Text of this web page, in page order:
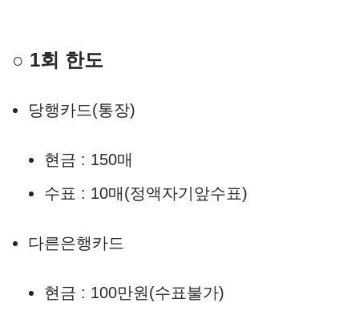
○ 1회 한도
당행카드(통장)
현금 : 150매
수표 : 10매(정액자기앞수표)
다른은행카드
현금 : 100만원(수표불가)